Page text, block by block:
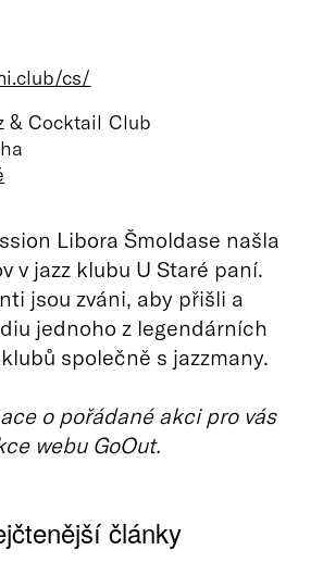
cs/
& Cocktail Club
Libora Šmoldase našla
v jazz klubu U Staré paní.
jsou zváni, aby přišli a
jednoho z legendárních
společně s jazzmany.
o pořádané akci pro vás
webu GoOut.
články